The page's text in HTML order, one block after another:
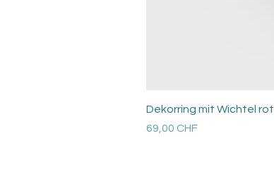
Dekorring mit Wichtel rot
Preis
69,00 CHF